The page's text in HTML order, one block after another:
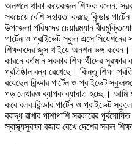
অনশনে থাকা কয়েকজন শিক্ষক বলেন,
সবচেয়ে বেশি সহায়তা করছে কিন্ডার
উপজেলা পরিষদের চেয়ারম্যান
গার্টেন ও প্রাইভেট স্কুল
শিক্ষকদের জুস খাইয়ে অনশন ভঙ্গ করেন।
কারনে বর্তমান সরকার শিক্ষার্থীদের
প্রতিষ্ঠান বন্ধ রেখেছে। কিন্তু শিক্ষা
রয়েছেন কিন্ডার গার্টেন ও প্রাইভেট
পড়ালেখারও ব্যাপক ব্যাঘাত হচ্ছে। আমি
করে বলব-কিন্ডার গার্টেন ও প্রাইভেট
বরাদ্ধ রাখার পাশাপাশি সরকারের
স্বাস্থ্যসুরক্ষা বজায় রেখে দেশের সকল